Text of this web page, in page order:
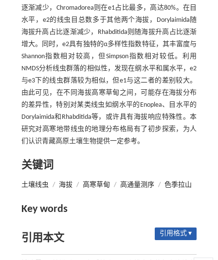
逐渐减少，Chromadorea则在e1占比最多，高达80%。在目
水平，e2的线虫目总数多于其他两个海拔，Dorylaimida随
海拔升高占比逐渐减少，Rhabditida则随海拔升高占比逐渐
增大。同时，e2具有独特的α多样性指数特征，其丰富度与
Shannon指数相对较高，但Simpson指数相对较低。利用
NMDS分析线虫群落的相似性，发现在纲水平和属水平，e2
与e3下的线虫群落较为相似，但e1与这二者的差别较大。
由此可见，在不同海拔高寒草甸之间，可能存在海拔分布
的差异性，特别对某类线虫如纲水平的Enoplea、目水平的
Dorylaimida和Rhabditida等，或许具有海拔响应特殊性。本
研究对高寒地带线虫的地理分布格局有了初步探索，为人
们认识青藏高原土壤生物提供一定参考。
关键词
土壤线虫 / 海拔 / 高寒草甸 / 高通量测序 / 色季拉山
Key words
引用本文 引用格式 ▾